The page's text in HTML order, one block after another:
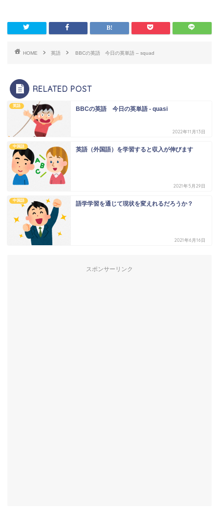
HOME 英語 BBCの英語 今日の英単語 – squad
RELATED POST
英語 BBCの英語 今日の英単語 - quasi
2022年11月13日
中国語 英語（外国語）を学習すると収入が伸びます
2021年5月29日
中国語 語学学習を通じて現状を変えれるだろうか？
2021年6月16日
スポンサーリンク